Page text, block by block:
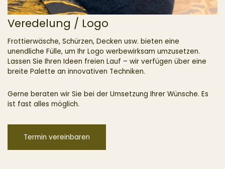
Veredelung / Logo
Frottierwäsche, Schürzen, Decken usw. bieten eine
unendliche Fülle, um Ihr Logo werbewirksam umzusetzen.
Lassen Sie Ihren Ideen freien Lauf – wir verfügen über eine
breite Palette an innovativen Techniken.
Gerne beraten wir Sie bei der Umsetzung Ihrer Wünsche. Es
ist fast alles möglich.
Termin vereinbaren